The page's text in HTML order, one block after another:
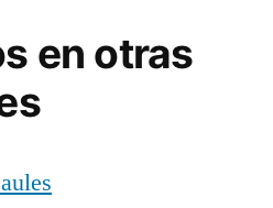
en otras